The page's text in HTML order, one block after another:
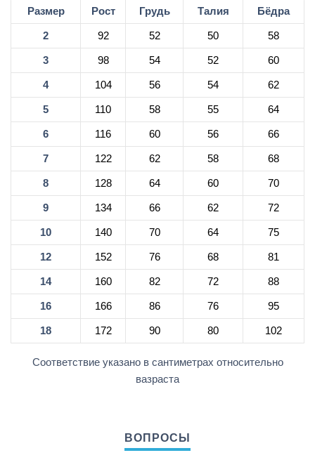
Размер Рост Грудь Талия Бёдра
2 92 52 50 58
3 98 54 52 60
4 104 56 54 62
5 110 58 55 64
6 116 60 56 66
7 122 62 58 68
8 128 64 60 70
9 134 66 62 72
10 140 70 64 75
12 152 76 68 81
14 160 82 72 88
16 166 86 76 95
18 172 90 80 102
Соответствие указано в сантиметрах относительно
вазраста